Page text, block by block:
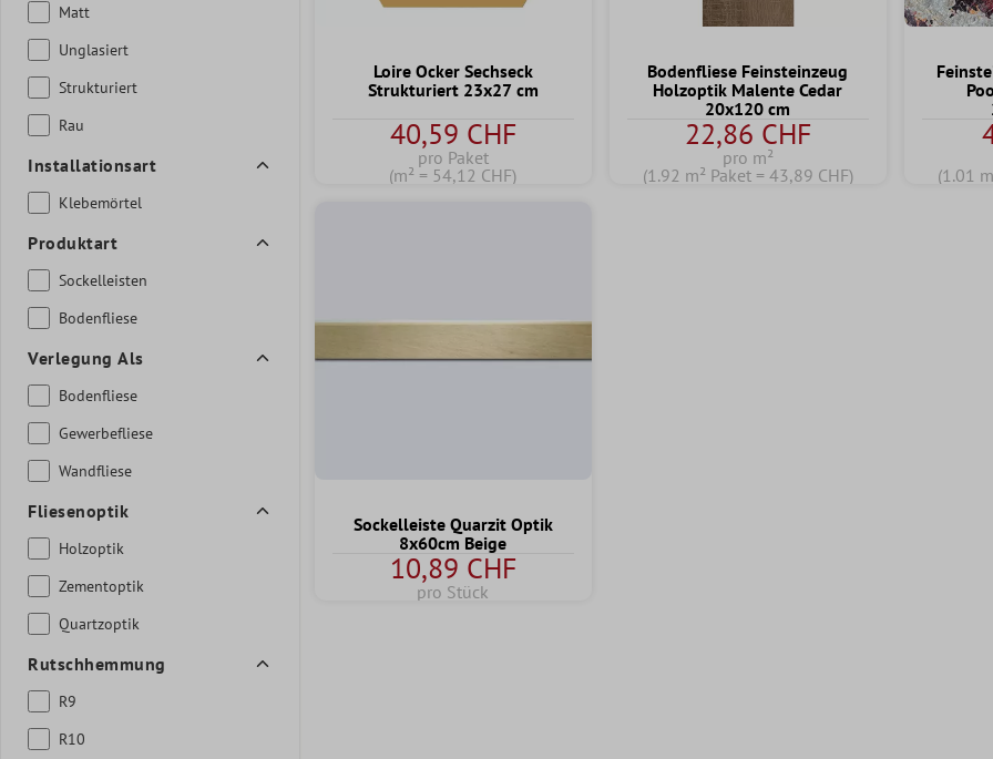
Matt
Unglasiert
Strukturiert
Rau
Installationsart
Klebemörtel
Produktart
Sockelleisten
Bodenfliese
Verlegung Als
Bodenfliese
Gewerbefliese
Wandfliese
Fliesenoptik
Holzoptik
Zementoptik
Quartzoptik
Rutschhemmung
R9
R10
Loire Ocker Sechseck
Strukturiert 23x27 cm
40,59 CHF
pro Paket
(m² = 54,12 CHF)
Bodenfliese Feinsteinzeug
Holzoptik Malente Cedar
20x120 cm
22,86 CHF
pro m²
(1.92 m² Paket = 43,89 CHF)
(1.01
Sockelleiste Quarzit Optik
8x60cm Beige
10,89 CHF
pro Stück